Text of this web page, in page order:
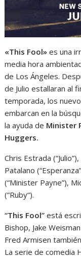
«This Fool» es una
media hora
de Los Ángeles.
de Julio estallaran al
temporada, los
embarcan en la
la ayuda de Minister
Huggers.
Chris Estrada
Patalano
(“Minister Payne”),
(“Ruby“).
“This Fool” está
Bishop, Jake
Fred Armisen
La serie de comedia